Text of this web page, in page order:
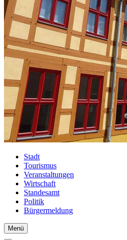
Stadt
Tourismus
Veranstaltungen
Wirtschaft
Standesamt
Politik
Bürgermeldung
Menü